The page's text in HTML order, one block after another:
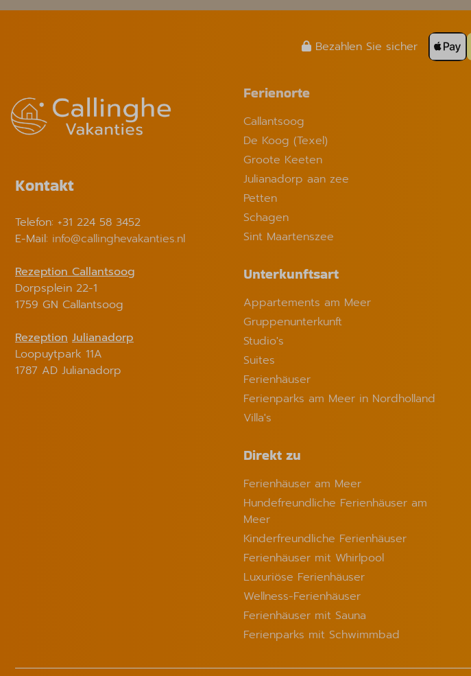
Bezahlen Sie sicher
Kontakt
Telefon: +31 224 58 3452
E-Mail: info@callinghevakanties.nl
Rezeption Callantsoog
Dorpsplein 22-1
1759 GN Callantsoog
Rezeption Julianadorp
Loopuytpark 11A
1787 AD Julianadorp
Ferienorte
Callantsoog
De Koog (Texel)
Groote Keeten
Julianadorp aan zee
Petten
Schagen
Sint Maartenszee
Unterkunftsart
Appartements am Meer
Gruppenunterkunft
Studio's
Suites
Ferienhäuser
Ferienparks am Meer in Nordholland
Villa's
Direkt zu
Ferienhäuser am Meer
Hundefreundliche Ferienhäuser am
Meer
Kinderfreundliche Ferienhäuser
Ferienhäuser mit Whirlpool
Luxuriöse Ferienhäuser
Wellness-Ferienhäuser
Ferienhäuser mit Sauna
Ferienparks mit Schwimmbad